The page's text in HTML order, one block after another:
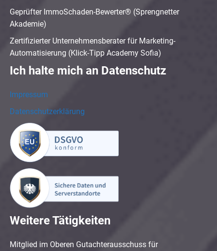
Geprüfter ImmoSchaden-Bewerter® (Sprengnetter
Akademie)
Zertifizierter Unternehmensberater für Marketing-
Automatisierung (Klick-Tipp Academy Sofia)
Ich halte mich an Datenschutz
Impressum
Datenschutzerklärung
Weitere Tätigkeiten
Mitglied im Oberen Gutachterausschuss für